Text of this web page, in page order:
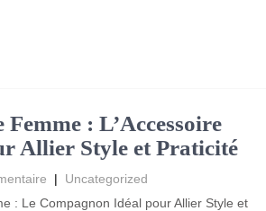
: L’Accessoire
Allier Style et Praticité
| Uncategorized
: Le Compagnon Idéal pour Allier Style et